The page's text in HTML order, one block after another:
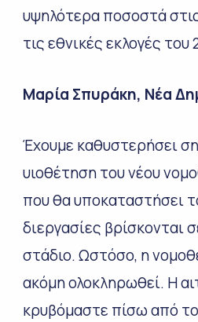
υψηλότερα ποσοστά
τις εθνικές εκλογές του
Μαρία Σπυράκη, Νέα
Έχουμε καθυστερήσει
υιοθέτηση του νέου
που θα υποκαταστήσει
διεργασίες βρίσκονται
στάδιο. Ωστόσο, η
ακόμη ολοκληρωθεί. Η
κρυβόμαστε πίσω από